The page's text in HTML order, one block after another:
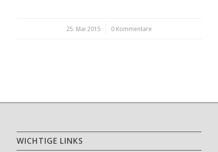
25. Mai 2015 0 Kommentare
WICHTIGE LINKS